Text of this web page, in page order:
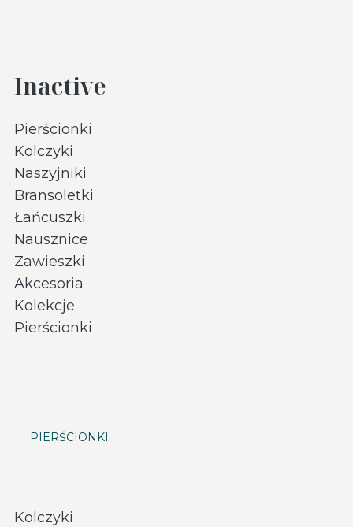
Inactive
Pierścionki
Kolczyki
Naszyjniki
Bransoletki
Łańcuszki
Nausznice
Zawieszki
Akcesoria
Kolekcje
Pierścionki
PIERŚCIONKI
Kolczyki